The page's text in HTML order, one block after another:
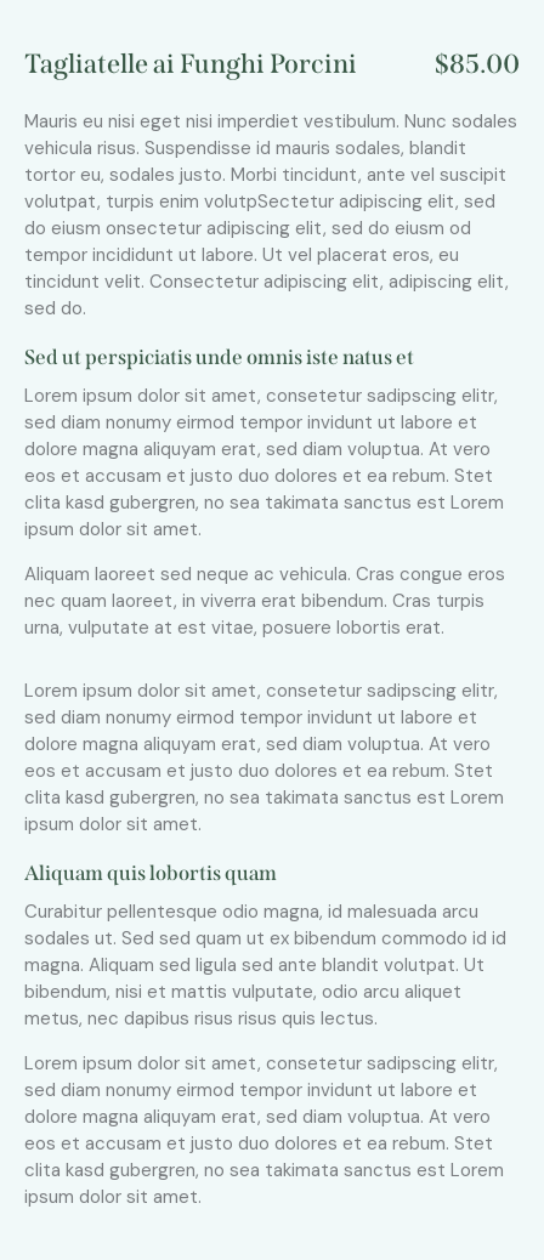
Tagliatelle ai Funghi Porcini $85.00
Mauris eu nisi eget nisi imperdiet vestibulum. Nunc sodales
vehicula risus. Suspendisse id mauris sodales, blandit
tortor eu, sodales justo. Morbi tincidunt, ante vel suscipit
volutpat, turpis enim volutpSectetur adipiscing elit, sed
do eiusm onsectetur adipiscing elit, sed do eiusm od
tempor incididunt ut labore. Ut vel placerat eros, eu
tincidunt velit. Consectetur adipiscing elit, adipiscing elit,
sed do.
Sed ut perspiciatis unde omnis iste natus et
Lorem ipsum dolor sit amet, consetetur sadipscing elitr,
sed diam nonumy eirmod tempor invidunt ut labore et
dolore magna aliquyam erat, sed diam voluptua. At vero
eos et accusam et justo duo dolores et ea rebum. Stet
clita kasd gubergren, no sea takimata sanctus est Lorem
ipsum dolor sit amet.
Aliquam laoreet sed neque ac vehicula. Cras congue eros
nec quam laoreet, in viverra erat bibendum. Cras turpis
urna, vulputate at est vitae, posuere lobortis erat.
Lorem ipsum dolor sit amet, consetetur sadipscing elitr,
sed diam nonumy eirmod tempor invidunt ut labore et
dolore magna aliquyam erat, sed diam voluptua. At vero
eos et accusam et justo duo dolores et ea rebum. Stet
clita kasd gubergren, no sea takimata sanctus est Lorem
ipsum dolor sit amet.
Aliquam quis lobortis quam
Curabitur pellentesque odio magna, id malesuada arcu
sodales ut. Sed sed quam ut ex bibendum commodo id id
magna. Aliquam sed ligula sed ante blandit volutpat. Ut
bibendum, nisi et mattis vulputate, odio arcu aliquet
metus, nec dapibus risus risus quis lectus.
Lorem ipsum dolor sit amet, consetetur sadipscing elitr,
sed diam nonumy eirmod tempor invidunt ut labore et
dolore magna aliquyam erat, sed diam voluptua. At vero
eos et accusam et justo duo dolores et ea rebum. Stet
clita kasd gubergren, no sea takimata sanctus est Lorem
ipsum dolor sit amet.